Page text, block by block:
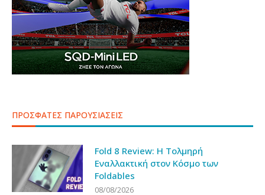
ΠΡΟΣΦΑΤΕΣ ΠΑΡΟΥΣΙΑΣΕΙΣ
Fold 8 Review: Η Τολμηρή
Εναλλακτική στον Κόσμο των
Foldables
08/08/2026